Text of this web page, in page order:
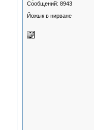
Сообщений: 8943
Йожык в нирване